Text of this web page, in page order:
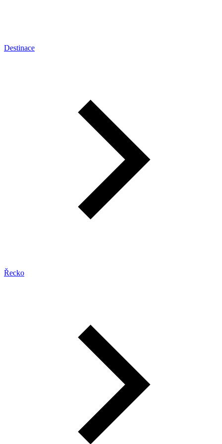
Destinace
Řecko